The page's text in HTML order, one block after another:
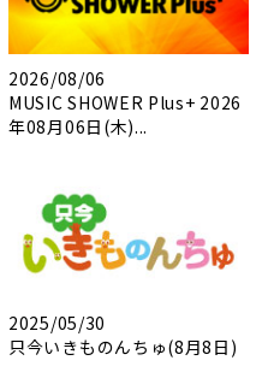
2026/08/06
MUSIC SHOWER Plus+ 2026
年08月06日(木)...
2025/05/30
只今いきものんちゅ(8月8日)